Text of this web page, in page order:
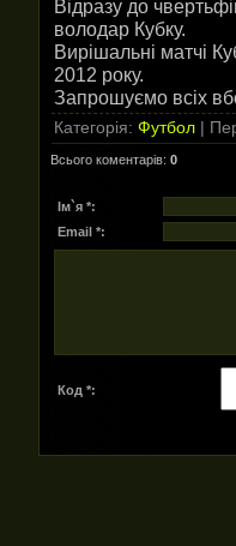
Відразу до
володар Кубку.
Вирішальні матчі
2012 року.
Запрошуємо всіх
Категорія: Футбол |
Всього коментарів: 0
Ім`я *:
Email *:
Код *: